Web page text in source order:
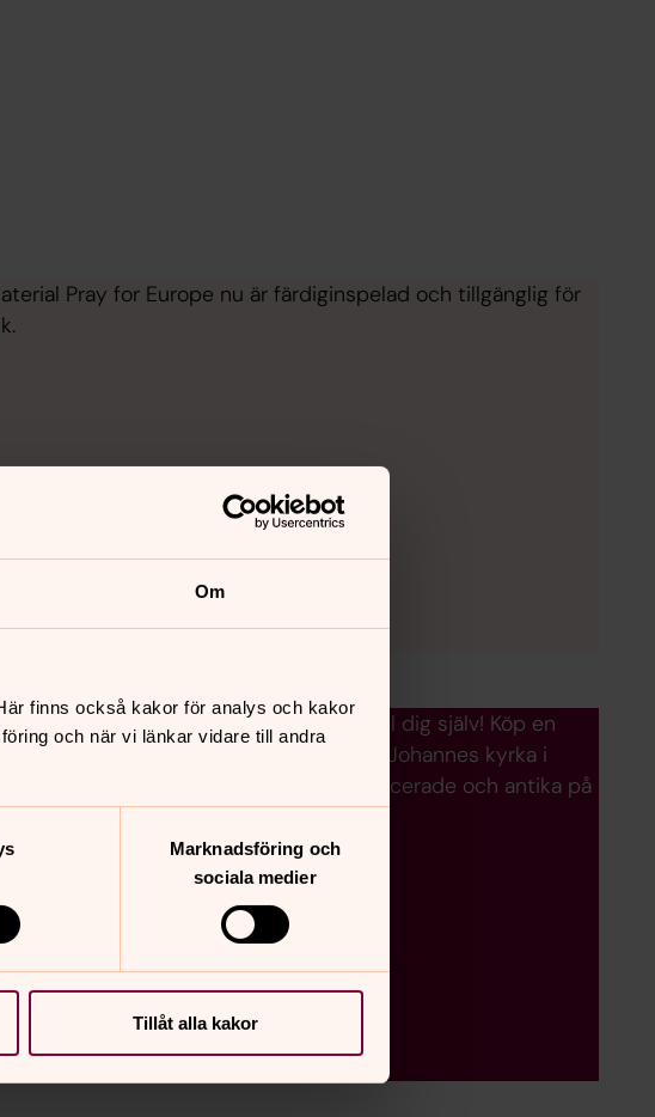
Om
finns också kakor för analys och kakor
och när vi länkar vidare till andra
Marknadsföring och
sociala medier
Tillåt alla kakor
Pray for Europe nu är färdiginspelad och tillgänglig för
till någon som fyller jämnt eller till dig själv! Köp en
har skapats av takskifferplattor från S:t Johannes kyrka i
och helt unika i sitt slag. Nyproducerade och antika på